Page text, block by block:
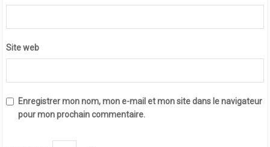
Site web
Enregistrer mon nom, mon e-mail et mon site dans le navigateur
pour mon prochain commentaire.